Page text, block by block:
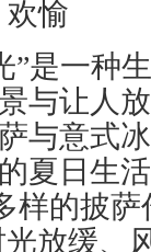
欢愉
”是一种
与让人
与意式
夏日生
样的披
放缓、